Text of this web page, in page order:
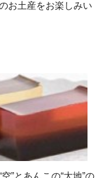
お土産をお楽しみい